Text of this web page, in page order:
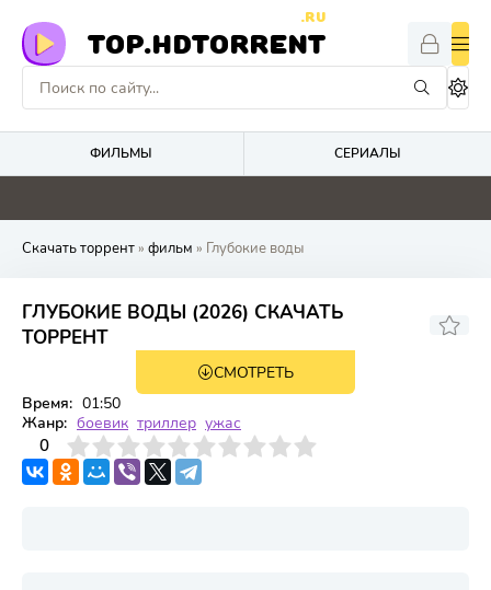
TOP.HDTORRENT
.RU
ФИЛЬМЫ СЕРИАЛЫ
9 4.6 0 0
Скачать торрент» фильм » Глубокие воды
ГЛУБОКИЕ ВОДЫ (2026) СКАЧАТЬ
ТОРРЕНТ
СМОТРЕТЬ
Время: 01:50
Жанр: боевик триллер ужас
0
4 6 7 8 9 10